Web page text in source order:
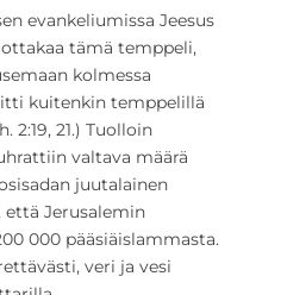
evankeliumissa Jeesus
tämä temppeli,
kolmessa
kuitenkin temppelillä
2:19, 21.) Tuolloin
valtava määrä
juutalainen
Jerusalemin
000 pääsiäislammasta.
veri ja vesi